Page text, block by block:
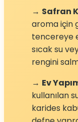
→ Safran
aroma için
tencereye
sıcak su
rengini
→ Ev
kullanılan
karides